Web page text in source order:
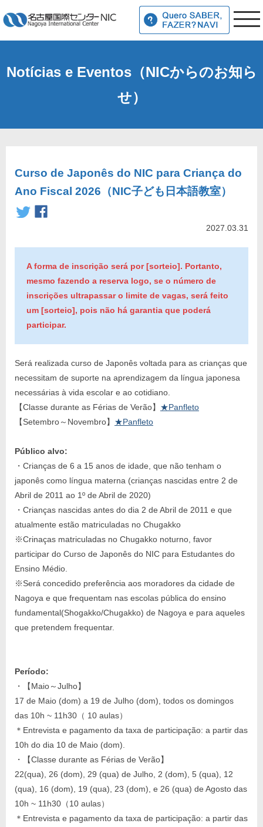
Notícias e Eventos（NICからのお知ら
せ）
Curso de Japonês do NIC para Criança do
Ano Fiscal 2026（NIC子ども日本語教室）
2027.03.31
A forma de inscrição será por [sorteio]. Portanto,
mesmo fazendo a reserva logo, se o número de
inscrições ultrapassar o limite de vagas, será feito
um [sorteio], pois não há garantia que poderá
participar.
Será realizada curso de Japonês voltada para as crianças que
necessitam de suporte na aprendizagem da língua japonesa
necessárias à vida escolar e ao cotidiano.
【Classe durante as Férias de Verão】 ★Panfleto
【Setembro～Novembro】 ★Panfleto
Público alvo:
・Crianças de 6 a 15 anos de idade, que não tenham o
japonês como língua materna (crianças nascidas entre 2 de
Abril de 2011 ao 1º de Abril de 2020)
・Crianças nascidas antes do dia 2 de Abril de 2011 e que
atualmente estão matriculadas no Chugakko
※Crinaças matriculadas no Chugakko noturno, favor
participar do Curso de Japonês do NIC para Estudantes do
Ensino Médio.
※Será concedido preferência aos moradores da cidade de
Nagoya e que frequentam nas escolas pública do ensino
fundamental(Shogakko/Chugakko) de Nagoya e para aqueles
que pretendem frequentar.
Período:
・【Maio～Julho】
17 de Maio (dom) a 19 de Julho (dom), todos os domingos
das 10h ~ 11h30（ 10 aulas）
＊Entrevista e pagamento da taxa de participação: a partir das
10h do dia 10 de Maio (dom).
・【Classe durante as Férias de Verão】
22(qua), 26 (dom), 29 (qua) de Julho, 2 (dom), 5 (qua), 12
(qua), 16 (dom), 19 (qua), 23 (dom), e 26 (qua) de Agosto das
10h ~ 11h30（10 aulas）
＊Entrevista e pagamento da taxa de participação: a partir das